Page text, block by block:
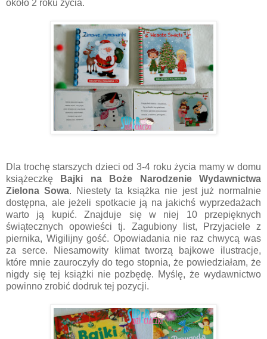
około 2 roku życia.
Dla trochę starszych dzieci od 3-4 roku życia mamy w domu
książeczkę
Bajki na Boże Narodzenie Wydawnictwa
Zielona Sowa. Niestety ta książka nie jest już normalnie
dostępna, ale jeżeli spotkacie ją na jakichś wyprzedażach
warto ją kupić. Znajduje się w niej 10 przepięknych
świątecznych opowieści tj. Zagubiony list, Przyjaciele z
piernika, Wigilijny gość. Opowiadania nie raz chwycą was
za serce. Niesamowity klimat tworzą bajkowe ilustracje,
które mnie zauroczyły do tego stopnia, że powiedziałam, że
nigdy się tej książki nie pozbędę. Myślę, że wydawnictwo
powinno zrobić dodruk tej pozycji.